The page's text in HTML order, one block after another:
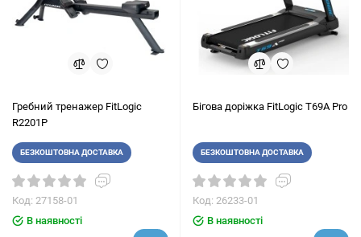
Гребний тренажер FitLogic
R2201P
БЕЗКОШТОВНА ДОСТАВКА
Код: 27158-01
В наявності
Бігова доріжка FitLogic T69A Pro
БЕЗКОШТОВНА ДОСТАВКА
Код: 26233-01
В наявності